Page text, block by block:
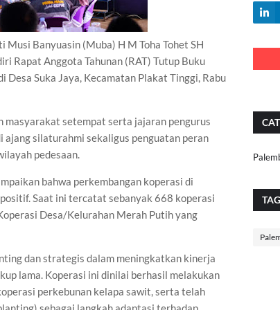
Musi Banyuasin (Muba) H M Toha Tohet SH
Rapat Anggota Tahunan (RAT) Tutup Buku
Suka Jaya, Kecamatan Plakat Tinggi, Rabu
masyarakat setempat serta jajaran pengurus
silaturahmi sekaligus penguatan peran
pedesaan.
bahwa perkembangan koperasi di
Saat ini tercatat sebanyak 668 koperasi
Desa/Kelurahan Merah Putih yang
dan strategis dalam meningkatkan kinerja
lama. Koperasi ini dinilai berhasil melakukan
perkebunan kelapa sawit, serta telah